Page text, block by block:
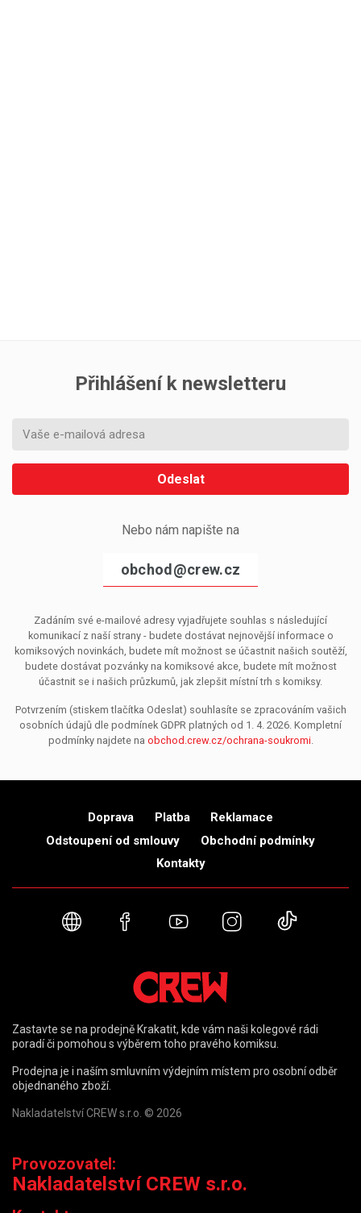
Přihlášení k newsletteru
Odeslat
Nebo nám napište na
obchod@crew.cz
Zadáním své e-mailové adresy vyjadřujete souhlas s následující
komunikací z naší strany - budete dostávat nejnovější informace o
komiksových novinkách, budete mít možnost se účastnit našich soutěží,
budete dostávat pozvánky na komiksové akce, budete mít možnost
účastnit se i našich průzkumů, jak zlepšit místní trh s komiksy.
Potvrzením (stiskem tlačítka Odeslat) souhlasíte se zpracováním vašich
osobních údajů dle podmínek GDPR platných od 1. 4. 2026. Kompletní
podmínky najdete na obchod.crew.cz/ochrana-soukromi.
Doprava Platba
Reklamace
Odstoupení od smlouvy
Obchodní podmínky
Kontakty
Webové stránky
FacebookYouTubeInstagram
Zastavte se na prodejně Krakatit, kde vám naši kolegové rádi
poradí či pomohou s výběrem toho pravého komiksu.
Prodejna je i naším smluvním výdejním místem pro osobní odběr
objednaného zboží.
Nakladatelství CREW s.r.o. © 2026
Provozovatel:
Nakladatelství CREW s.r.o.